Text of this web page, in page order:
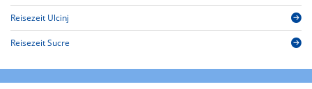
Reisezeit Ulcinj
Reisezeit Sucre